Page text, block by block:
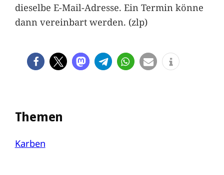
dieselbe E-Mail-Adresse. Ein Termin könne
dann vereinbart werden. (zlp)
Themen
Karben